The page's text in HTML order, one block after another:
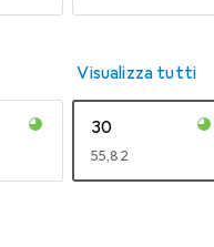
Visualizza tutti
30
EUR
55,82